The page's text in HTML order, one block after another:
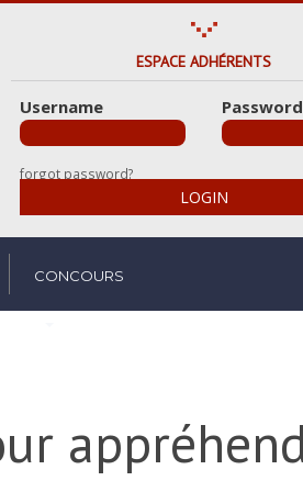
ESPACE ADHÉRENTS
Username Password
forgot password?
LOGIN
CONCOURS